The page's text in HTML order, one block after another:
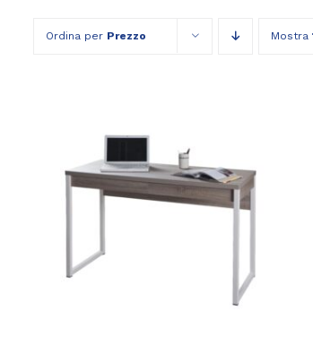
Ordina per Prezzo Mostra